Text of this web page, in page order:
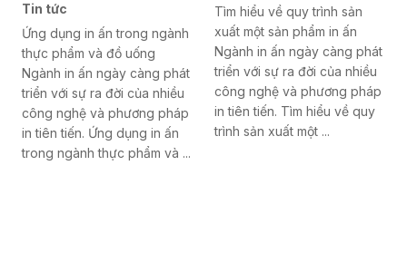
Tin tức
Ứng dụng in ấn trong ngành
thực phẩm và đồ uống
Ngành in ấn ngày càng phát
triển với sự ra đời của nhiều
công nghệ và phương pháp
in tiên tiến. Ứng dụng in ấn
trong ngành thực phẩm và ...
Tìm hiểu về quy trình sản
xuất một sản phẩm in ấn
Ngành in ấn ngày càng phát
triển với sự ra đời của nhiều
công nghệ và phương pháp
in tiên tiến. Tìm hiểu về quy
trình sản xuất một ...